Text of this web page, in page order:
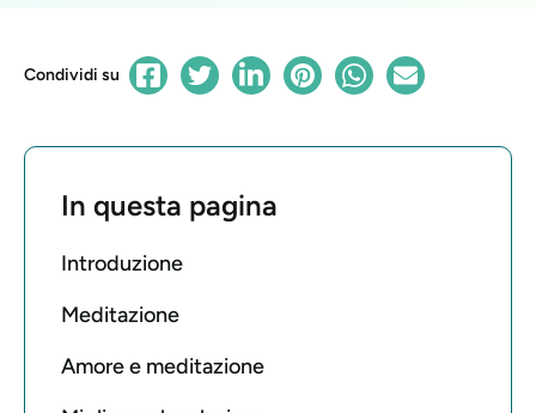
Condividi su
In questa pagina
Introduzione
Meditazione
Amore e meditazione